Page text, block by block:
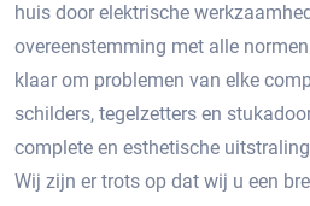
huis door elektrische
overeenstemming met alle
klaar om problemen van elke
schilders, tegelzetters en
complete en esthetische
Wij zijn er trots op dat wij u een